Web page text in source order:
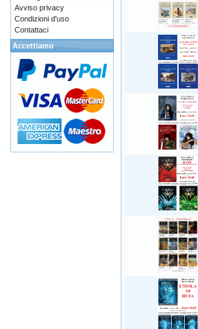
Avviso privacy
Condizioni d'uso
Contattaci
Accettiamo